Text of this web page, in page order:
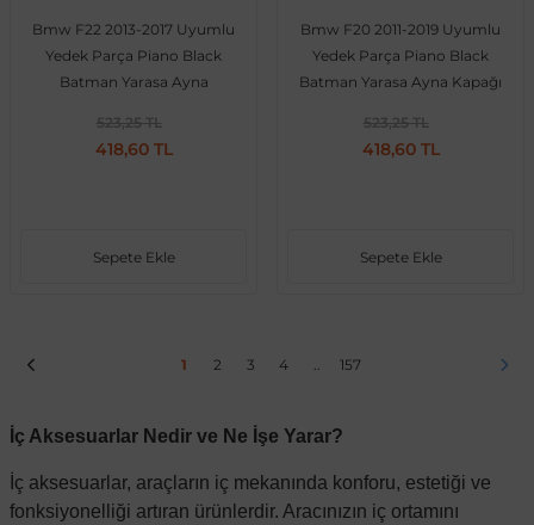
Bmw F22 2013-2017 Uyumlu
Yedek Parça Piano Black
Batman Yarasa Ayna
523,25 TL
418,60 TL
Sepete Ekle
Bmw F20 2011-2019 Uyumlu
Yedek Parça Piano Black
Batman Yarasa Ayna Kapağı
523,25 TL
418,60 TL
Sepete Ekle
1 2 3 4 157
İç Aksesuarlar Nedir ve Ne İşe Yarar?
İç aksesuarlar, araçların iç mekanında konforu, estetiği ve
fonksiyonelliği artıran ürünlerdir. Aracınızın iç ortamını